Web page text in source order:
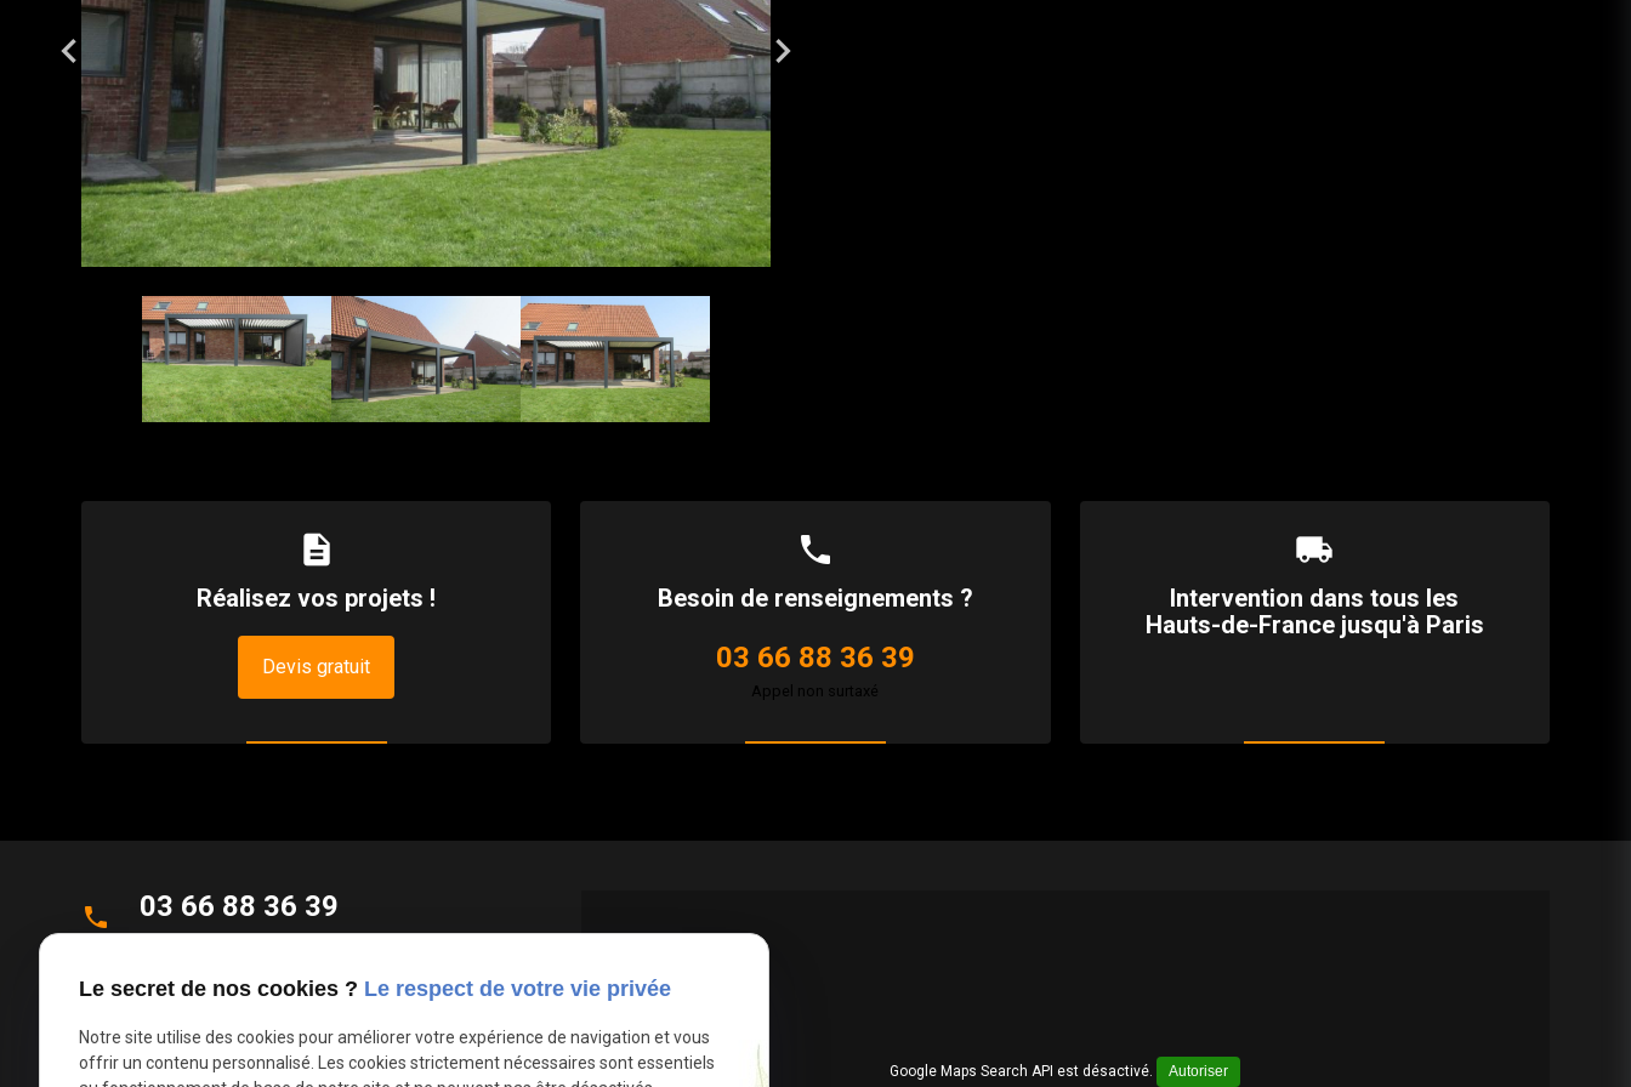
description
Réalisez vos projets !
Devis gratuit
phone
Besoin de renseignements ?
03 66 88 36 39
Appel non surtaxé
local_shipping
Intervention dans tous les
Hauts-de-France jusqu'à Paris
phone 03 66 88 36 39
Appel non surtaxé
place
Allée des Roseaux
59270 Bailleul
Google Maps Search API est désactivé. Autoriser
Le secret de nos cookies ? Le respect de votre vie privée
Notre site utilise des cookies pour améliorer votre expérience de navigation et vous
offrir un contenu personnalisé. Les cookies strictement nécessaires sont essentiels